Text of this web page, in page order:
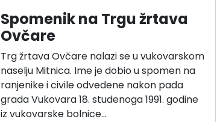
Spomenik na Trgu žrtava
Ovčare
Trg žrtava Ovčare nalazi se u vukovarskom
naselju Mitnica. Ime je dobio u spomen na
ranjenike i civile odvedene nakon pada
grada Vukovara 18. studenoga 1991. godine
iz vukovarske bolnice…